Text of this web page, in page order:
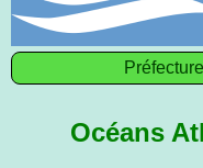
Océans